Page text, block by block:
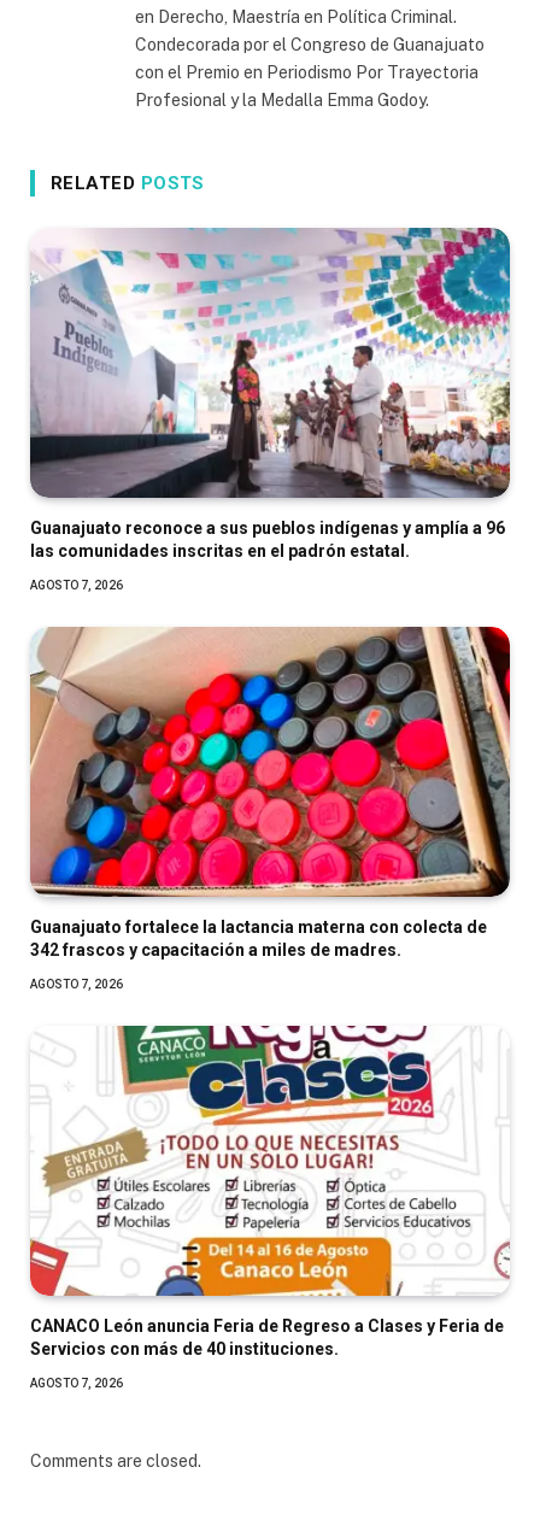
en Derecho, Maestría en Política Criminal.
Condecorada por el Congreso de Guanajuato
con el Premio en Periodismo Por Trayectoria
Profesional y la Medalla Emma Godoy.
RELATED POSTS
Guanajuato reconoce a sus pueblos indígenas y amplía a 96
las comunidades inscritas en el padrón estatal.
AGOSTO 7, 2026
Guanajuato fortalece la lactancia materna con colecta de
342 frascos y capacitación a miles de madres.
AGOSTO 7, 2026
CANACO León anuncia Feria de Regreso a Clases y Feria de
Servicios con más de 40 instituciones.
AGOSTO 7, 2026
Comments are closed.